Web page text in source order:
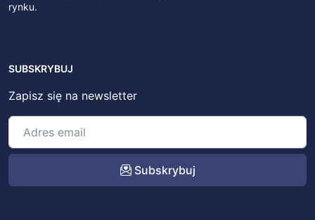
rynku.
SUBSKRYBUJ
Zapisz się na newsletter
Subskrybuj